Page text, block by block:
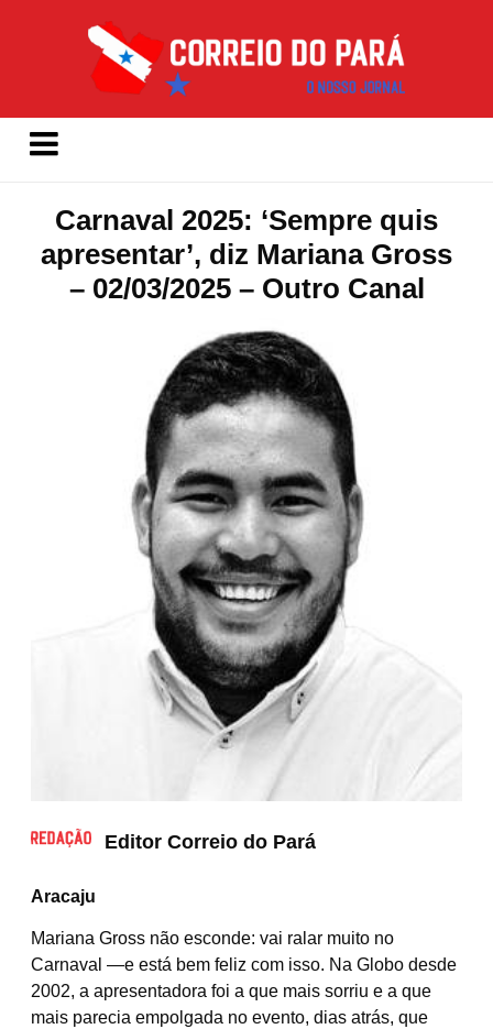
Carnaval 2025: ‘Sempre quis
apresentar’, diz Mariana Gross
– 02/03/2025 – Outro Canal
Editor Correio do Pará
Aracaju
Mariana Gross não esconde: vai ralar muito no
Carnaval —e está bem feliz com isso. Na Globo desde
2002, a apresentadora foi a que mais sorriu e a que
mais parecia empolgada no evento, dias atrás, que